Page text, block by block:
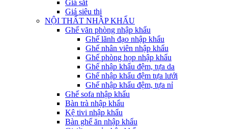
Giá sắt
Giá siêu thị
NỘI THẤT NHẬP KHẨU
Ghế văn phòng nhập khẩu
Ghế lãnh đạo nhập khẩu
Ghế nhân viên nhập khẩu
Ghế phòng họp nhập khẩu
Ghế nhập khẩu đệm, tựa da
Ghế nhập khẩu đệm tựa lưới
Ghế nhập khẩu đệm, tựa nỉ
Ghế sofa nhập khẩu
Bàn trà nhập khẩu
Kệ tivi nhập khẩu
Bàn ghế ăn nhập khẩu